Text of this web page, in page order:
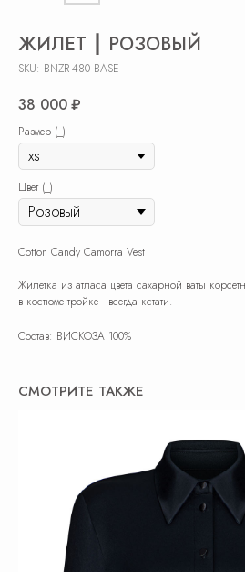
ЖИЛЕТ ┃ РОЗОВЫЙ
SKU: BNZR-480 BASE
38 000₽
Размер (_)
Цвет (_)
Cotton Candy Camorra Vest
Жилетка из атласа цвета сахарной ваты
в костюме тройке - всегда кстати.
Состав: ВИСКОЗА 100%
СМОТРИТЕ ТАКЖЕ